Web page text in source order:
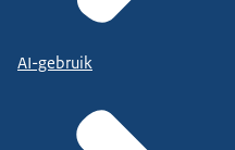
AI-gebruik